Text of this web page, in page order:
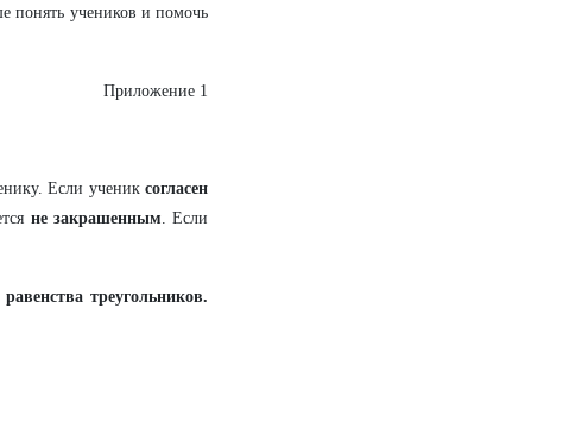
понять учеников и помочь
Приложение 1
Если ученик согласен
не закрашенным. Если
треугольников.